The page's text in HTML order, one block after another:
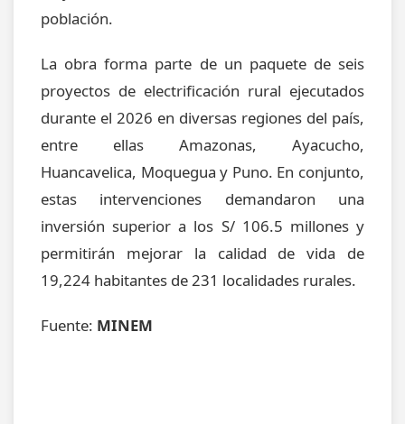
población.
La obra forma parte de un paquete de seis
proyectos de electrificación rural ejecutados
durante el 2026 en diversas regiones del país,
entre ellas Amazonas, Ayacucho,
Huancavelica, Moquegua y Puno. En conjunto,
estas intervenciones demandaron una
inversión superior a los S/ 106.5 millones y
permitirán mejorar la calidad de vida de
19,224 habitantes de 231 localidades rurales.
Fuente: MINEM